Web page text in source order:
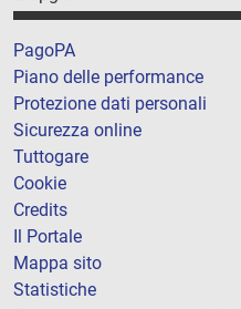
PagoPA
Piano delle performance
Protezione dati personali
Sicurezza online
Tuttogare
Cookie
Credits
Il Portale
Mappa sito
Statistiche